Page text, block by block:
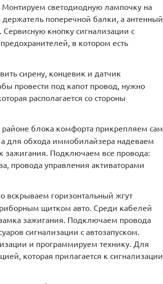
Монтируем светодиодную лампочку на
держатель поперечной балки, а антенный
кнопку сигнализации с
в котором есть
сирену, концевик и датчик
провести под капот провод, нужно
располагается со стороны
блока комфорта прикрепляем сам
для обхода иммобилайзера надеваем
зажигания. Подключаем все провода:
провода управления активаторами
горизонтальный жгут
щитком авто. Среди кабелей
зажигания. Подключаем провода
сигнализации с автозапуском.
и программируем технику. Для
которая прилагается к сигнализации